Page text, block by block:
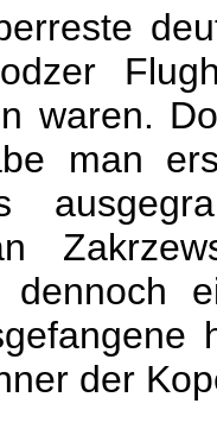
waren.
man
dennoch
der